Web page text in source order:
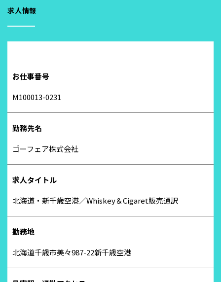
求人情報
お仕事番号
M100013-0231
勤務先名
ゴーフェア株式会社
求人タイトル
北海道・新千歳空港／Whiskey＆Cigaret販売通訳
勤務地
北海道千歳市美々987-22新千歳空港